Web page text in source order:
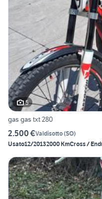
5
gas gas txt 280
2.500 €Valdisotto(SO)
Usato12/20132000 KmCross /